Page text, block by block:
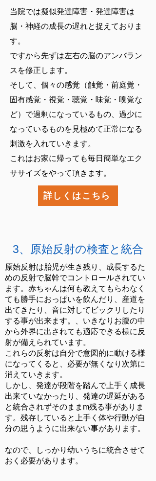
当院では擬似発達障害・発達障害は
脳・神経の成長の遅れと捉えておりま
す。
ですから先ずは左右の脳のアンバラン
スを修正します。
そして、個々の感覚（触覚・前庭覚・
固有感覚・視覚・聴覚・味覚・嗅覚な
ど）で過剰になっているもの、過少に
なっているものを見極めて正常になる
刺激を入れていきます。
これはお家に帰っても毎日簡単なエク
ササイズをやって頂きます。
詳しくはこちら
3、​原始反射の検査と統合
原始反射は胎児が生き残り、成長するた
めの反射で脳幹でコントロールされてい
ます。赤ちゃんは何も教えてもらわなく
ても勝手におっぱいを飲んだり、産道を
出てきたり、音に対してビックリしたり
する事が出来ます。、いきなりお腹の中
から外界に出されても適応できる様に反
射が備えられています。
​これらの反射は自分で意図的に動ける様
になってくると、必要が無くなり次第に
消えていきます。
しかし、発達が段階を踏んで上手く成長
出来ていなかったり、発達の遅延がある
と統合されずそのままm残る事がありま
す。残存していると上手く体や行動が自
分の思うように出来ない事があります。
​なので、しっかり幼いうちに統合させて
おく必要があります。